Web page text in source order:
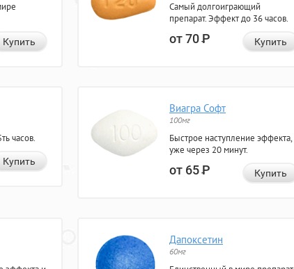
Купить
Самый долгоиграющий
препарат. Эффект до 36 часов.
от 70Р Купить
часов.
Купить
Виагра Софт
100мг
Быстрое наступление эффекта,
уже через 20 минут.
от 65Р Купить
Дапоксетин
60мг